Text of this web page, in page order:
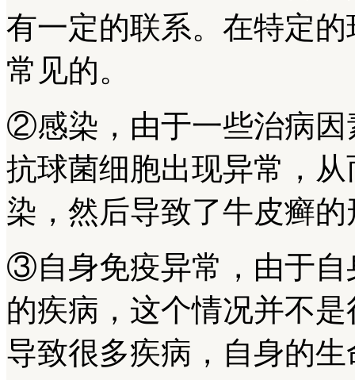
有一定的联系。在特定
常见的。
②感染，由于一些治病因
抗球菌细胞出现异常，
染，然后导致了牛皮癣的
③自身免疫异常，由于自
的疾病，这个情况并不
导致很多疾病，自身的